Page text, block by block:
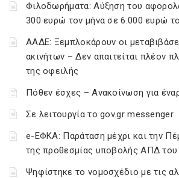
Φιλοδωρήματα: Αύξηση του
300 ευρώ τον μήνα σε 6.000 ευρώ
ΑΑΔΕ: Ξεμπλοκάρουν οι
ακινήτων – Δεν απαιτείται πλέον
της οφειλής
Πόθεν έσχες – Ανακοίνωση για
Σε λειτουργία το gov.gr messenger
e-ΕΦΚΑ: Παράταση μέχρι και την
της προθεσμίας υποβολής ΑΠΔ
Ψηφίστηκε το νομοσχέδιο με τις